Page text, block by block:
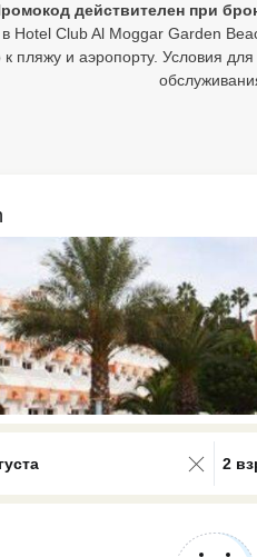
действителен при
Hotel Club Al Moggar Garden
и аэропорту. Условия
0
2